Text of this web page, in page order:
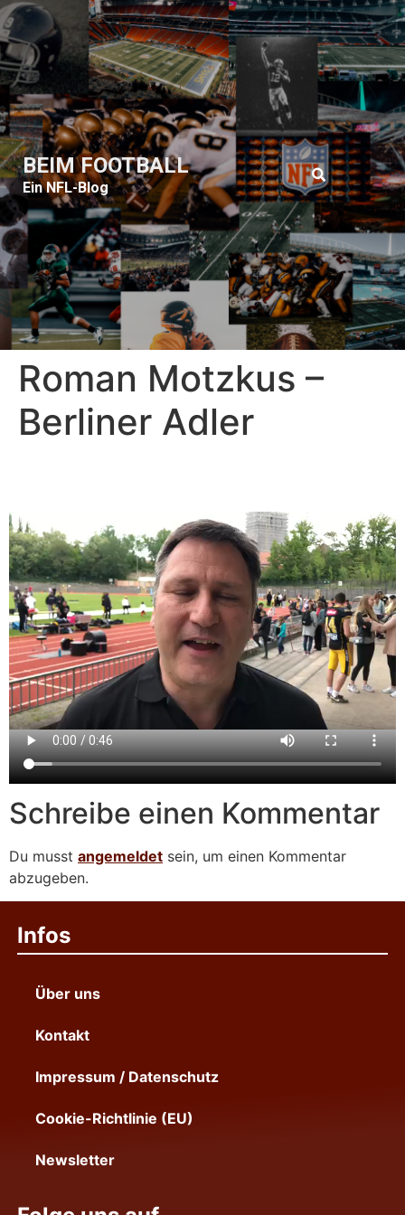
BEIM FOOTBALL
Ein NFL-Blog
Roman Motzkus –
Berliner Adler
Schreibe einen Kommentar
Du musst angemeldet sein, um einen Kommentar
abzugeben.
Infos
Über uns
Kontakt
Impressum / Datenschutz
Cookie-Richtlinie (EU)
Newsletter